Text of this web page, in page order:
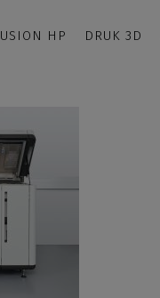
HP DRUK 3D